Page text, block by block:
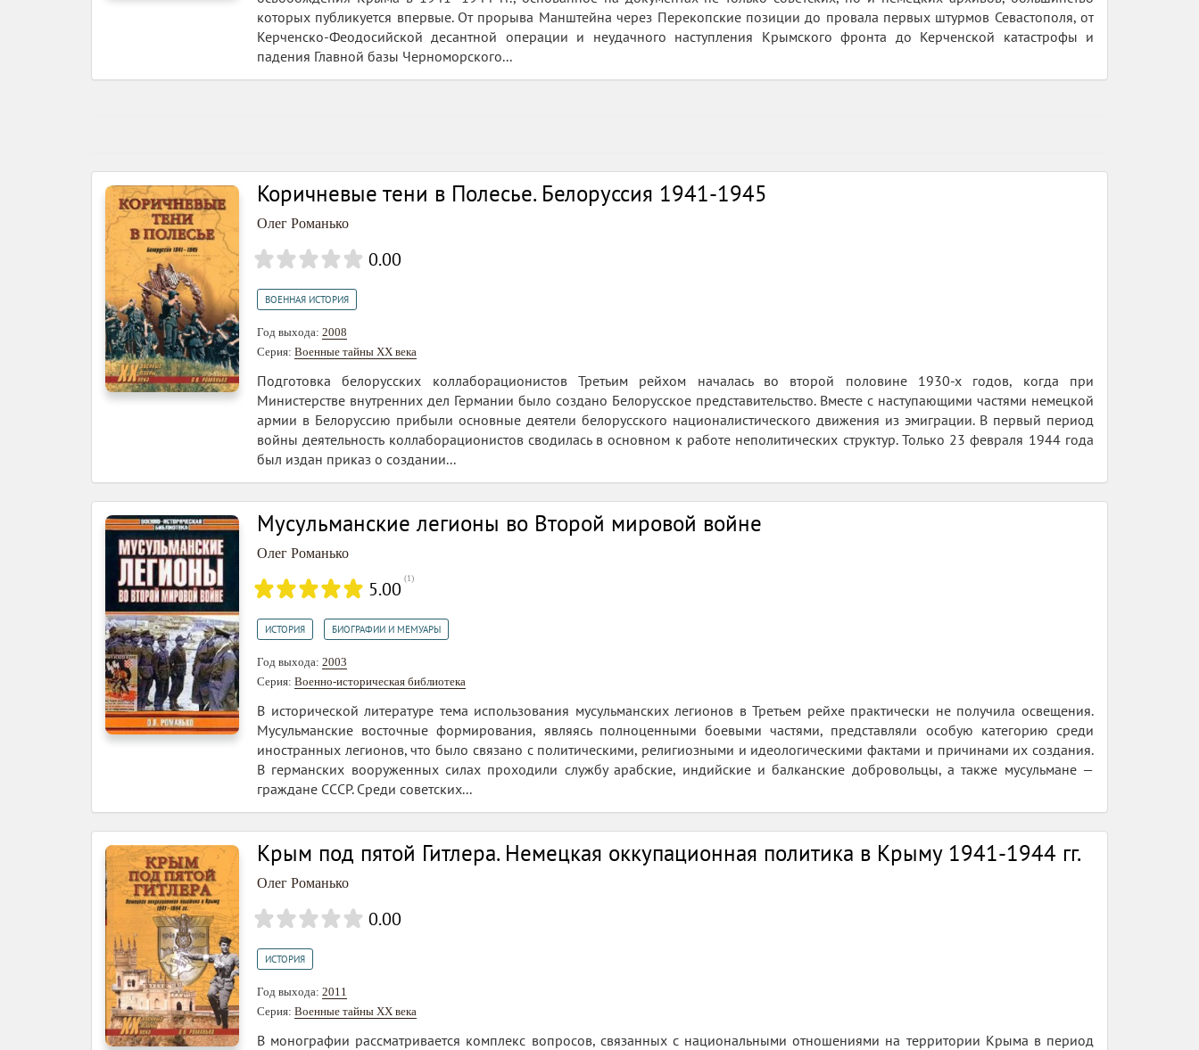
которых публикуется впервые. От прорыва Манштейна через Перекопские позиции до провала первых штурмов Севастополя, от
Керченско-Феодосийской десантной операции и неудачного наступления Крымского фронта до Керченской катастрофы и
падения Главной базы Черноморского...
Коричневые тени в Полесье. Белоруссия 1941-1945
Олег Романько
0.00
ВОЕННАЯ ИСТОРИЯ
Год выхода: 2008
Серия: Военные тайны ХХ века
Подготовка белорусских коллаборационистов Третьим рейхом началась во второй половине 1930-х годов, когда при
Министерстве внутренних дел Германии было создано Белорусское представительство. Вместе с наступающими частями немецкой
армии в Белоруссию прибыли основные деятели белорусского националистического движения из эмиграции. В первый период
войны деятельность коллаборационистов сводилась в основном к работе неполитических структур. Только 23 февраля 1944 года
был издан приказ о создании...
Мусульманские легионы во Второй мировой войне
Олег Романько
5.00 (1)
ИСТОРИЯ БИОГРАФИИ И МЕМУАРЫ
Год выхода: 2003
Серия: Военно-историческая библиотека
В исторической литературе тема использования мусульманских легионов в Третьем рейхе практически не получила освещения.
Мусульманские восточные формирования, являясь полноценными боевыми частями, представляли особую категорию среди
иностранных легионов, что было связано с политическими, религиозными и идеологическими фактами и причинами их создания.
В германских вооруженных силах проходили службу арабские, индийские и балканские добровольцы, а также мусульмане —
граждане СССР. Среди советских...
Крым под пятой Гитлера. Немецкая оккупационная политика в Крыму 1941-1944 гг.
Олег Романько
0.00
ИСТОРИЯ
Год выхода: 2011
Серия: Военные тайны ХХ века
В монографии рассматривается комплекс вопросов, связанных с национальными отношениями на территории Крыма в период